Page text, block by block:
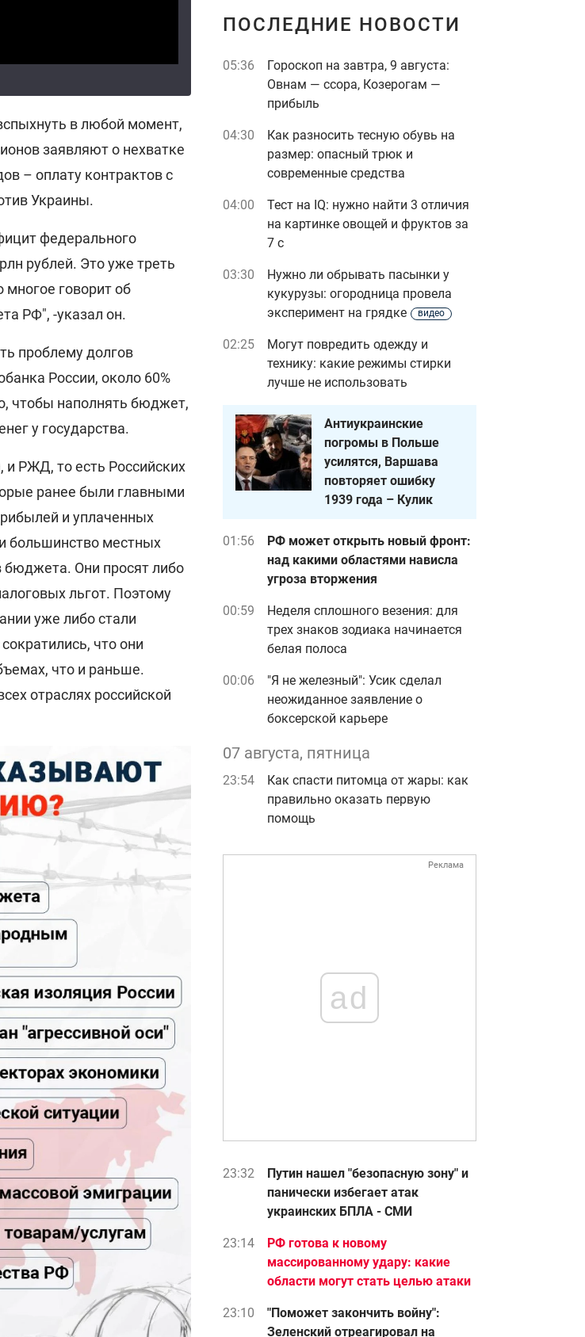
в любой момент,
заявляют о нехватке
– оплату контрактов с
Украины.
федерального
рублей. Это уже треть
многое говорит об
РФ", -указал он.
проблему долгов
России, около 60%
чтобы наполнять бюджет,
у государства.
и РЖД, то есть Российских
ранее были главными
и уплаченных
большинство местных
бюджета. Они просят либо
льгот. Поэтому
уже либо стали
что они
что и раньше.
отраслях российской
ПОСЛЕДНИЕ НОВОСТИ
05:36
Гороскоп на завтра, 9 августа:
Овнам — ссора, Козерогам —
прибыль
04:30
Как разносить тесную обувь на
размер: опасный трюк и
современные средства
04:00
Тест на IQ: нужно найти 3 отличия
на картинке овощей и фруктов за
7 с
03:30
Нужно ли обрывать пасынки у
кукурузы: огородница провела
эксперимент на грядке
видео
02:25
Могут повредить одежду и
технику: какие режимы стирки
лучше не использовать
Антиукраинские
погромы в Польше
усилятся, Варшава
повторяет ошибку
1939 года – Кулик
01:56
РФ может открыть новый фронт:
над какими областями нависла
угроза вторжения
00:59
Неделя сплошного везения: для
трех знаков зодиака начинается
белая полоса
00:06
"Я не железный": Усик сделал
неожиданное заявление о
боксерской карьере
07 августа, пятница
23:54
Как спасти питомца от жары: как
правильно оказать первую
помощь
Реклама
ad
23:32
Путин нашел "безопасную зону" и
панически избегает атак
украинских БПЛА - СМИ
23:14
РФ готова к новому
массированному удару: какие
области могут стать целью атаки
23:10
"Поможет закончить войну":
Зеленский отреагировал на